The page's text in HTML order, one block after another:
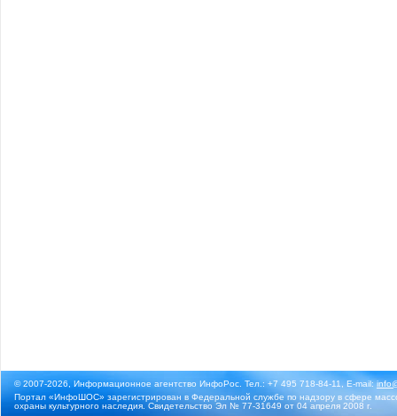
© 2007-2026, Информационное агентство ИнфоРос. Тел.: +7 495 718-84-11, E-mail:
Портал «ИнфоШОС» зарегистрирован в Федеральной службе по надзору в сфере
охраны культурного наследия. Свидетельство Эл № 77-31649 от 04 апреля 2008 г.